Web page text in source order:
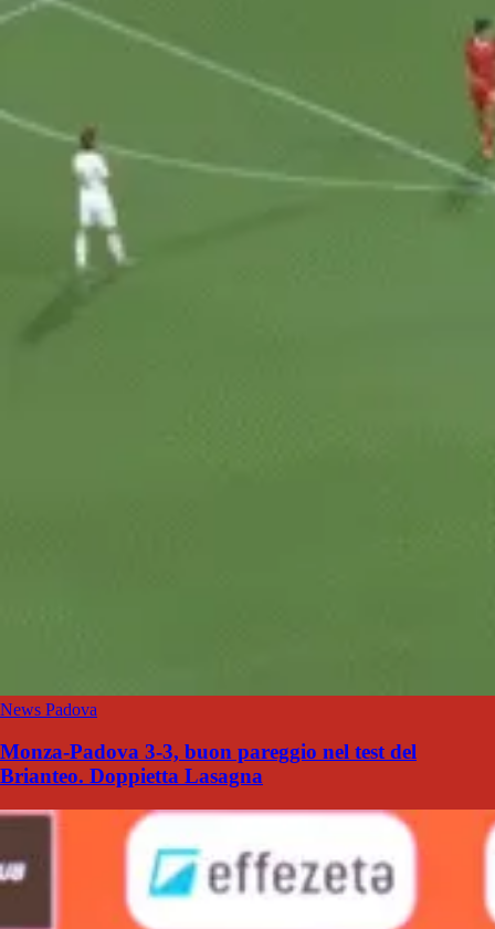
News Padova
Monza-Padova 3-3, buon pareggio nel test del
Brianteo. Doppietta Lasagna